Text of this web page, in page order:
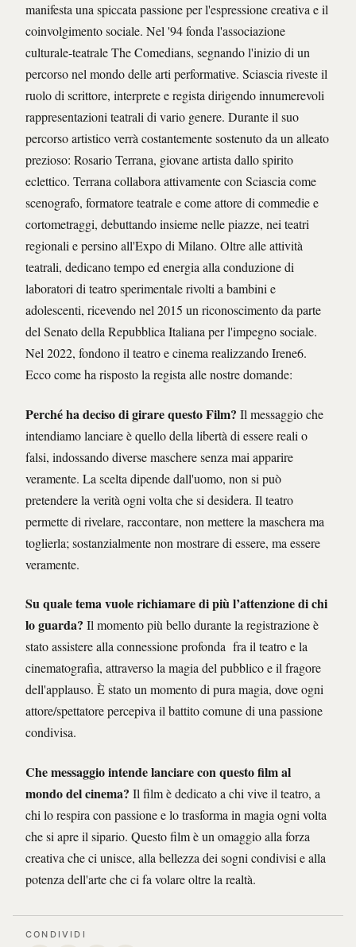
manifesta una spiccata passione per l'espressione creativa e il
coinvolgimento sociale. Nel '94 fonda l'associazione
culturale-teatrale The Comedians, segnando l'inizio di un
percorso nel mondo delle arti performative. Sciascia riveste il
ruolo di scrittore, interprete e regista dirigendo innumerevoli
rappresentazioni teatrali di vario genere. Durante il suo
percorso artistico verrà costantemente sostenuto da un alleato
prezioso: Rosario Terrana, giovane artista dallo spirito
eclettico. Terrana collabora attivamente con Sciascia come
scenografo, formatore teatrale e come attore di commedie e
cortometraggi, debuttando insieme nelle piazze, nei teatri
regionali e persino all'Expo di Milano. Oltre alle attività
teatrali, dedicano tempo ed energia alla conduzione di
laboratori di teatro sperimentale rivolti a bambini e
adolescenti, ricevendo nel 2015 un riconoscimento da parte
del Senato della Repubblica Italiana per l'impegno sociale.
Nel 2022, fondono il teatro e cinema realizzando Irene6.
Ecco come ha risposto la regista alle nostre domande:
Perché ha deciso di girare questo Film? Il messaggio che
intendiamo lanciare è quello della libertà di essere reali o
falsi, indossando diverse maschere senza mai apparire
veramente. La scelta dipende dall'uomo, non si può
pretendere la verità ogni volta che si desidera. Il teatro
permette di rivelare, raccontare, non mettere la maschera ma
toglierla; sostanzialmente non mostrare di essere, ma essere
veramente.
Su quale tema vuole richiamare di più l’attenzione di chi
lo guarda? Il momento più bello durante la registrazione è
stato assistere alla connessione profonda fra il teatro e la
cinematografia, attraverso la magia del pubblico e il fragore
dell'applauso. È stato un momento di pura magia, dove ogni
attore/spettatore percepiva il battito comune di una passione
condivisa.
Che messaggio intende lanciare con questo film al
mondo del cinema? Il film è dedicato a chi vive il teatro, a
chi lo respira con passione e lo trasforma in magia ogni volta
che si apre il sipario. Questo film è un omaggio alla forza
creativa che ci unisce, alla bellezza dei sogni condivisi e alla
potenza dell'arte che ci fa volare oltre la realtà.
CONDIVIDI